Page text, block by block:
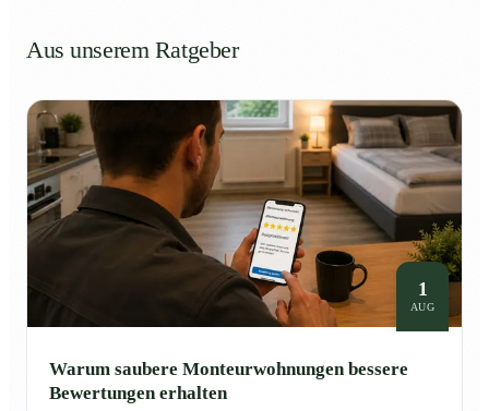
Aus unserem Ratgeber
1
AUG
Warum saubere Monteurwohnungen bessere
Bewertungen erhalten